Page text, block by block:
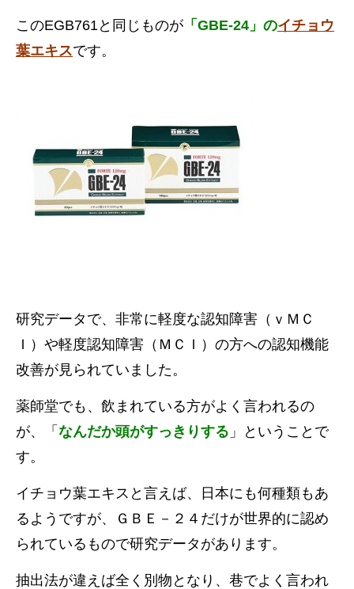
このEGB761と同じものが 「GBE-24」のイチョウ
葉エキスです。
研究データで、非常に軽度な認知障害（ｖＭＣ
Ｉ）や軽度認知障害（ＭＣＩ）の方への認知機能
改善が見られていました。
薬師堂でも、飲まれている方がよく言われるの
が、「 なんだか頭がすっきりする 」ということで
す。
イチョウ葉エキスと言えば、日本にも何種類もあ
るようですが、ＧＢＥ－２４だけが世界的に認め
られているもので研究データがあります。
抽出法が違えば全く別物となり、巷でよく言われ